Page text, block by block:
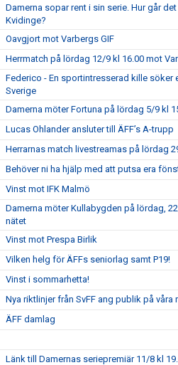
Damerna sopar rent i sin serie. Hur går
Kvidinge?
Oavgjort mot Varbergs GIF
Herrmatch på lördag 12/9 kl 16.00 mot
Federico - En sportintresserad kille söker
Sverige
Damerna möter Fortuna på lördag 5/9 kl
Lucas Ohlander ansluter till ÄFF’s A-trupp
Herrarnas match livestreamas på lördag
Behöver ni ha hjälp med att putsa era
Vinst mot IFK Malmö
Damerna möter Kullabygden på lördag,
nätet
Vinst mot Prespa Birlik
Vilken helg för ÄFFs seniorlag samt P19!
Vinst i sommarhetta!
Nya riktlinjer från SvFF ang publik på våra
ÄFF damlag
Länk till Damernas seriepremiär 11/8 kl